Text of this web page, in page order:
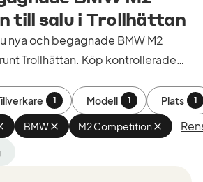
till salu i Trollhättan
nya och begagnade BMW M2
Trollhättan. Köp kontrollerade
1 Modell 1 Plats 1
Ta
bort
aktivt
BMW Ta
bort
M2 Competition Ta
bort